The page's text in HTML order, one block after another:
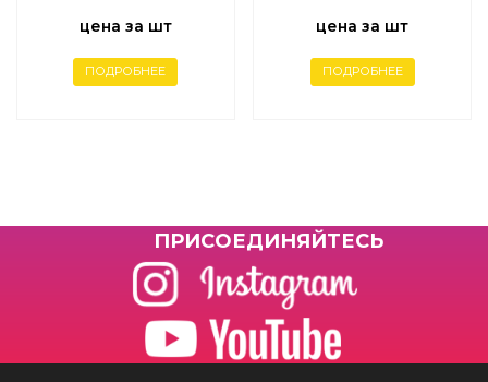
цена за шт
ПОДРОБНЕЕ
цена за шт
ПОДРОБНЕЕ
ПРИCОЕДИНЯЙТЕСЬ